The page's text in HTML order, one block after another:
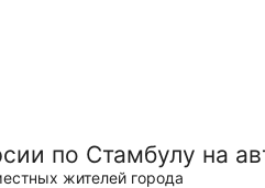
по Стамбулу на
жителей города